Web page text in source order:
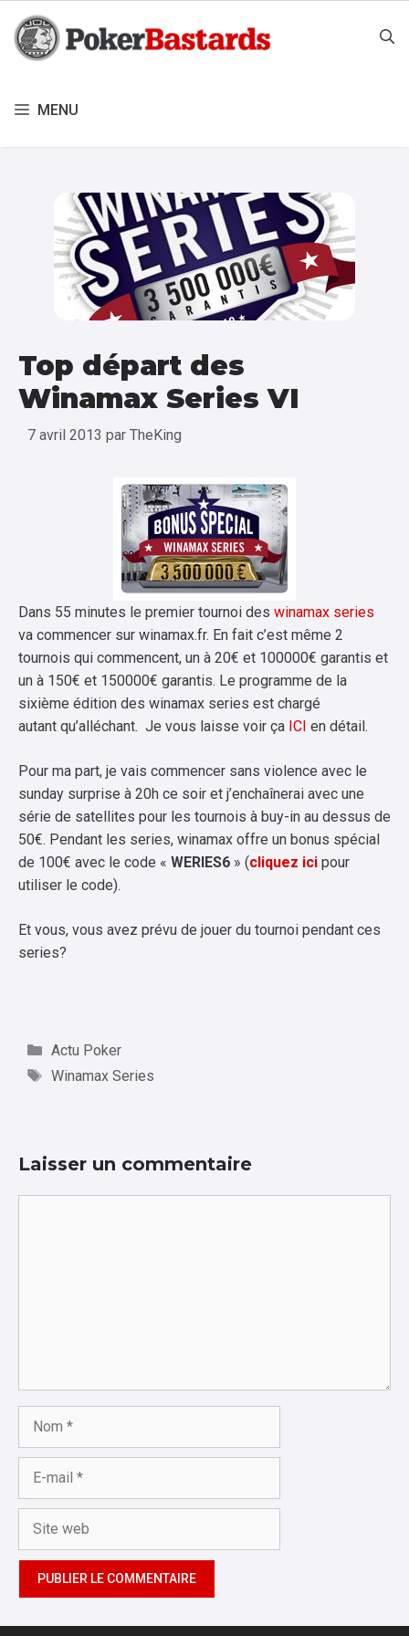
contenu
MENU
Top départ des
Winamax Series VI
7 avril 2013 par TheKing
Dans 55 minutes le premier tournoi des winamax series
va commencer sur winamax.fr. En fait c’est même 2
tournois qui commencent, un à 20€ et 100000€ garantis et
un à 150€ et 150000€ garantis. Le programme de la
sixième édition des winamax series est chargé
autant qu’alléchant. Je vous laisse voir ça ICI en détail.
Pour ma part, je vais commencer sans violence avec le
sunday surprise à 20h ce soir et j’enchaînerai avec une
série de satellites pour les tournois à buy-in au dessus de
50€. Pendant les series, winamax offre un bonus spécial
de 100€ avec le code « WERIES6 » (cliquez ici pour
utiliser le code).
Et vous, vous avez prévu de jouer du tournoi pendant ces
series?
Catégories
Actu Poker
Étiquettes
Winamax Series
Laisser un commentaire
Nom
Site